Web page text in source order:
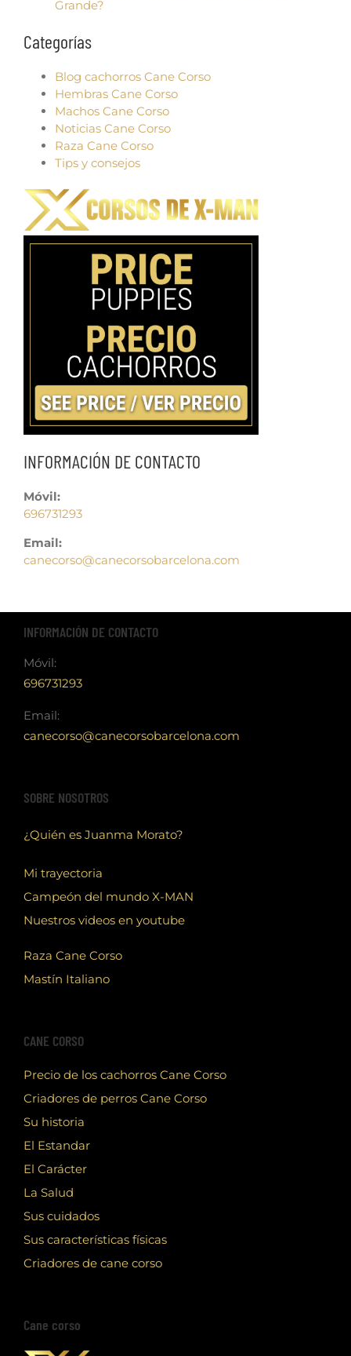
Grande?
Categorías
Blog cachorros Cane Corso
Hembras Cane Corso
Machos Cane Corso
Noticias Cane Corso
Raza Cane Corso
Tips y consejos
INFORMACIÓN DE CONTACTO
Móvil:
696731293
Email:
canecorso@canecorsobarcelona.com
INFORMACIÓN DE CONTACTO
Móvil:
696731293
Email:
canecorso@canecorsobarcelona.com
SOBRE NOSOTROS
¿Quién es Juanma Morato?
Mi trayectoria
Campeón del mundo X-MAN
Nuestros videos en youtube
Raza Cane Corso
Mastín Italiano
CANE CORSO
Precio de los cachorros Cane Corso
Criadores de perros Cane Corso
Su historia
El Estandar
El Carácter
La Salud
Sus cuidados
Sus características físicas
Criadores de cane corso
Cane corso